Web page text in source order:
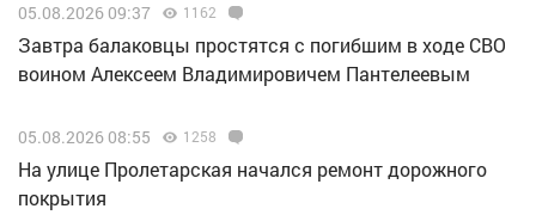
05.08.2026 09:37 1162
Завтра балаковцы простятся с погибшим в ходе СВО
воином Алексеем Владимировичем Пантелеевым
05.08.2026 08:55 1258
На улице Пролетарская начался ремонт дорожного
покрытия